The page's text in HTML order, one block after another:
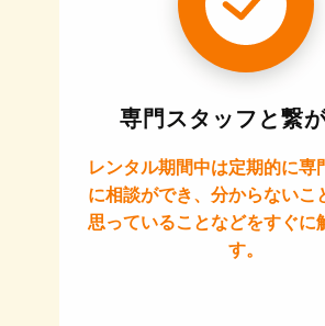
専門スタッフと繋
レンタル期間中は定期的に専
に相談ができ、分からないこ
思っていることなどをすぐに
す。